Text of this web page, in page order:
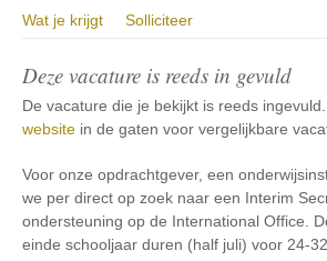
Wat je krijgt Solliciteer
Deze vacature is reeds in gevuld
De vacature die je bekijkt is reeds
website in de gaten voor vergelijkbare
Voor onze opdrachtgever, een
we per direct op zoek naar een Interim
ondersteuning op de International Office.
einde schooljaar duren (half juli) voor 24-